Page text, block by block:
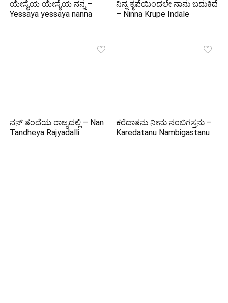
ಯೇಸೈಯ ಯೇಸೈಯ ನನ್ನ –
Yessaya yessaya nanna
ನಿನ್ನ ಕೃಪೆಯಿಂದಲೇ ನಾನು ಬದುಕಿದೆ
– Ninna Krupe Indale
ನನ್ ತಂದೆಯ ರಾಜ್ಯದಲ್ಲಿ – Nan
Tandheya Rajyadalli
ಕರೆದಾತನು ನೀನು ನಂಬಿಗಸ್ತನು –
Karedatanu Nambigastanu